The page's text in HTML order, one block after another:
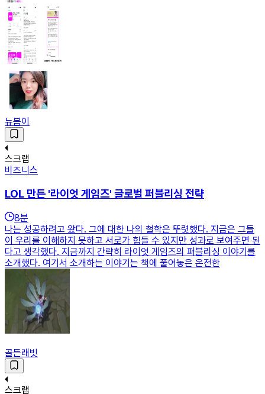
뉴봄이
스크랩
비즈니스
LOL 만든 '라이엇 게임즈' 글로벌 퍼블리싱 전략
8분
나는 성공하려고 왔다. 그에 대한 나의 철학은 뚜렷했다. 지금은 그들
이 우리를 이해하지 못하고 서로가 힘들 수 있지만 성과로 보여주면 된
다고 생각했다. 지금까지 간략히 라이엇 게임즈의 퍼블리싱 이야기를
소개했다. 여기서 소개하는 이야기는 책에 풀어놓은 온전한
골든래빗
스크랩